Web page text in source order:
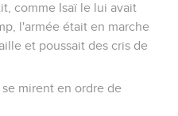
comme Isaï le lui avait
l'armée était en marche
et poussait des cris de
mirent en ordre de